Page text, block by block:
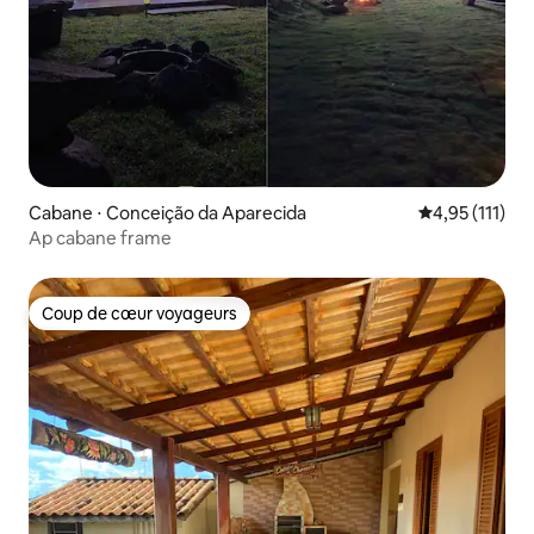
Cabane ⋅ Conceição da Aparecida Évaluation
4,95 (111)
Ap cabane frame
Coup de cœur voyageurs
Coup de cœur voyageurs